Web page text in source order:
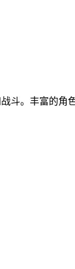
斗。丰富的角